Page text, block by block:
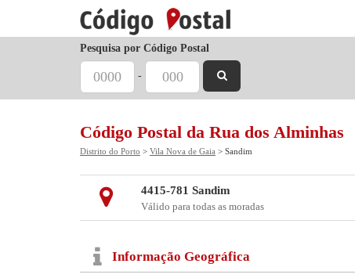
Pesquisa por Código Postal
-
Código Postal da Rua dos Alminhas
Distrito do Porto > Vila Nova de Gaia > Sandim
4415-781 Sandim
Válido para todas as moradas
Informação Geográfica